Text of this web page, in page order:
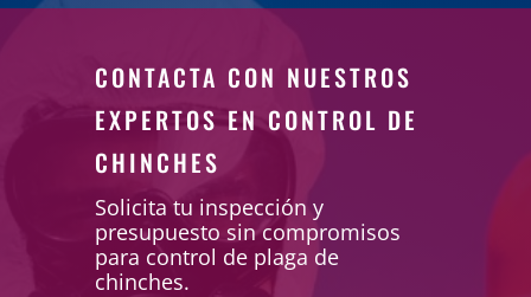
CONTACTA CON NUESTROS
EXPERTOS EN CONTROL DE
CHINCHES
Solicita tu inspección y
presupuesto sin compromisos
para control de plaga de
chinches.